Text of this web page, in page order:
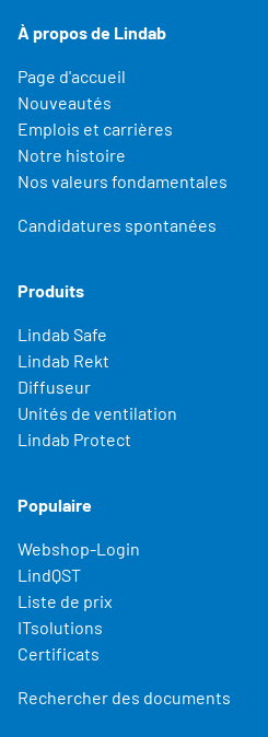
À propos de Lindab
Page d'accueil
Nouveautés
Emplois et carrières
Notre histoire
Nos valeurs fondamentales
Candidatures spontanées
Produits
Lindab Safe
Lindab Rekt
Diffuseur
Unités de ventilation
Lindab Protect
Populaire
Webshop-Login
LindQST
Liste de prix
ITsolutions
Certificats
Rechercher des documents